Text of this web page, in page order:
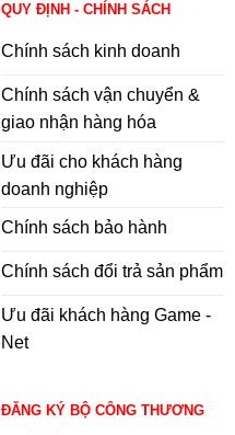
QUY ĐỊNH - CHÍNH SÁCH
Chính sách kinh doanh
Chính sách vận chuyển &
giao nhận hàng hóa
Ưu đãi cho khách hàng
doanh nghiệp
Chính sách bảo hành
Chính sách đổi trả sản phẩm
Ưu đãi khách hàng Game -
Net
ĐĂNG KÝ BỘ CÔNG THƯƠNG